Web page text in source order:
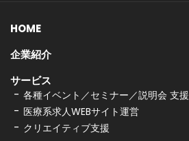
HOME
企業紹介
サービス
各種イベント／セミナー／説明会 支援
医療系求人WEBサイト運営
クリエイティブ支援